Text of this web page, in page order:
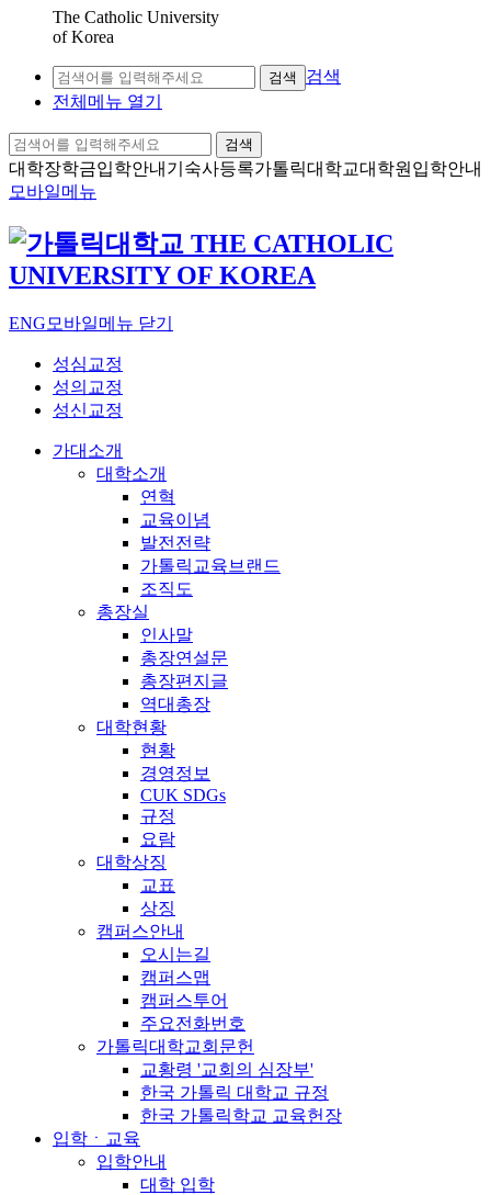
The Catholic University
of Korea
검색
검색
전체메뉴 열기
검색
대학장학금입학안내 기숙사등록가톨릭대학교대학원입학안내
모바일메뉴
ENG 모바일메뉴 닫기
성심교정
성의교정
성신교정
가대소개
대학소개
연혁
교육이념
발전전략
가톨릭교육브랜드
조직도
총장실
인사말
총장연설문
총장편지글
역대총장
대학현황
현황
경영정보
CUK SDGs
규정
요람
대학상징
교표
상징
캠퍼스안내
오시는길
캠퍼스맵
캠퍼스투어
주요전화번호
가톨릭대학교회문헌
교황령 '교회의 심장부'
한국 가톨릭 대학교 규정
한국 가톨릭학교 교육헌장
입학ㆍ교육
입학안내
대학 입학